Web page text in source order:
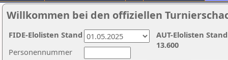
Willkommen bei den offiziellen
Personennummer
AUT-Elolisten
13.600
FIDE-Elolisten Stand